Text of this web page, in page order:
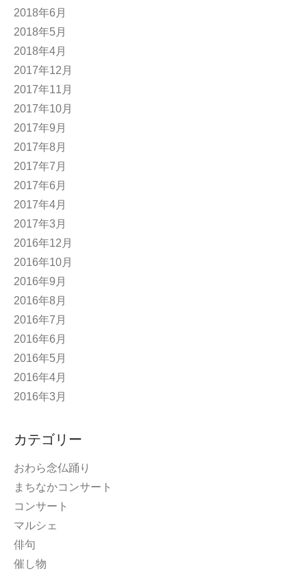
2018年6月
2018年5月
2018年4月
2017年12月
2017年11月
2017年10月
2017年9月
2017年8月
2017年7月
2017年6月
2017年4月
2017年3月
2016年12月
2016年10月
2016年9月
2016年8月
2016年7月
2016年6月
2016年5月
2016年4月
2016年3月
カテゴリー
おわら念仏踊り
まちなかコンサート
コンサート
マルシェ
俳句
催し物